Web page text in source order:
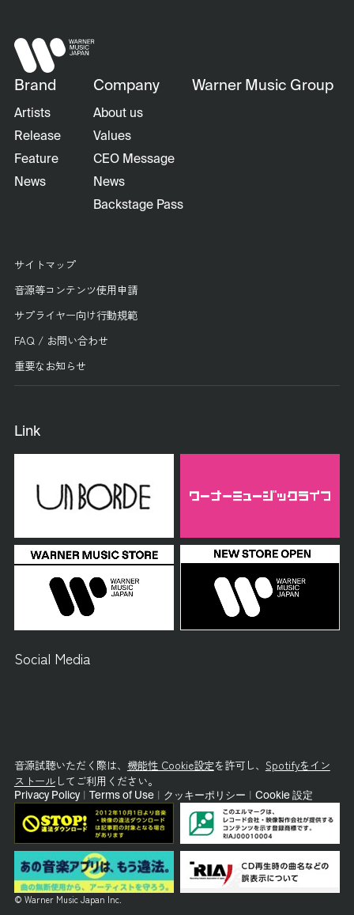
Brand
Artists
Release
Feature
News
Company
About us
Values
CEO Message
News
Backstage Pass
Warner Music Group
サイトマップ
音源等コンテンツ使用申請
サプライヤー向け行動規範
FAQ / お問い合わせ
重要なお知らせ
Link
Social Media
音源試聴いただく際は、 機能性 Cookie設定を許可し、 Spotifyをイン
ストールしてご利用ください。
Privacy Policy Terms of Use クッキーポリシー Cookie 設定
© Warner Music Japan Inc.